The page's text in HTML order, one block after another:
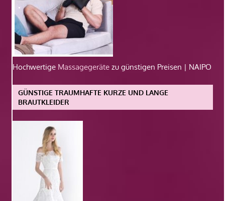
Hochwertige Massagegeräte zu günstigen Preisen | NAIPO
GÜNSTIGE TRAUMHAFTE KURZE UND LANGE
BRAUTKLEIDER